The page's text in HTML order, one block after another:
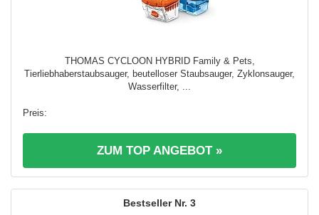
THOMAS CYCLOON HYBRID Family & Pets,
Tierliebhaberstaubsauger, beutelloser Staubsauger, Zyklonsauger,
Wasserfilter, ...
ZUM TOP ANGEBOT »
3